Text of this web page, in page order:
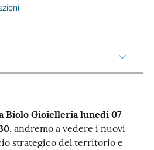
Biolo Gioielleria lunedì 07
, andremo a vedere i nuovi
strategico del territorio e